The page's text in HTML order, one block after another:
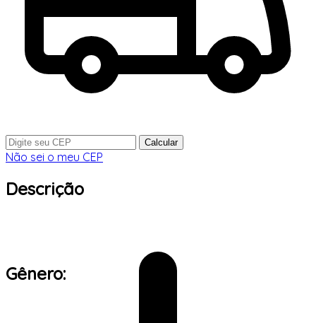
Calcular
Não sei o meu CEP
Descrição
Gênero: